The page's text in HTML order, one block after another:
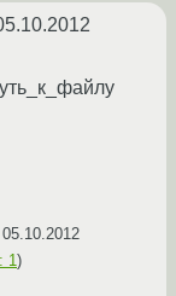
05.10.2012
1)